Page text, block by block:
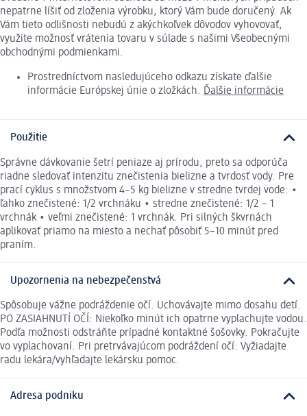
nepatrne líšiť od zloženia výrobku, ktorý Vám bude doručený. Ak
Vám tieto odlišnosti nebudú z akýchkoľvek dôvodov vyhovovať,
využite možnosť vrátenia tovaru v súlade s našimi Všeobecnými
obchodnými podmienkami.
Prostredníctvom nasledujúceho odkazu získate ďalšie
informácie Európskej únie o zložkách. Ďalšie informácie
Použitie
Správne dávkovanie šetrí peniaze aj prírodu, preto sa odporúča
riadne sledovať intenzitu znečistenia bielizne a tvrdosť vody. Pre
prací cyklus s množstvom 4–5 kg bielizne v stredne tvrdej vode: •
ľahko znečistené: 1/2 vrchnáku • stredne znečistené: 1/2 – 1
vrchnák • veľmi znečistené: 1 vrchnák. Pri silných škvrnách
aplikovať priamo na miesto a nechať pôsobiť 5–10 minút pred
praním.
Upozornenia na nebezpečenstvá
Spôsobuje vážne podráždenie očí. Uchovávajte mimo dosahu detí.
PO ZASIAHNUTÍ OČÍ: Niekoľko minút ich opatrne vyplachujte vodou.
Podľa možnosti odstráňte prípadné kontaktné šošovky. Pokračujte
vo vyplachovaní. Pri pretrvávajúcom podráždení očí: Vyžiadajte
radu lekára/vyhľadajte lekársku pomoc.
Adresa podniku